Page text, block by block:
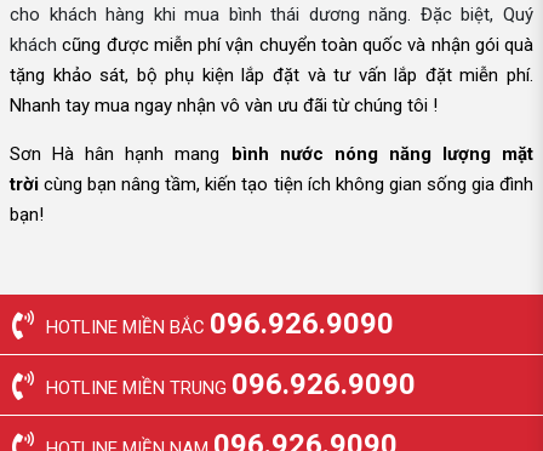
cho khách hàng khi mua bình thái dương năng. Đặc biệt, Quý
kháchcũng được miễn phí vận chuyển toàn quốc và nhận gói quà
tặng khảo sát, bộ phụ kiện lắp đặt và tư vấn lắp đặt miễn phí.
Nhanh tay mua ngay nhận vô vàn ưu đãi từ chúng tôi !
Sơn Hà hân hạnh mang
bình nước nóng năng lượng mặt
trời cùng bạn nâng tầm, kiến tạo tiện ích không gian sống gia đình
bạn!
HOTLINE MIỀN BẮC 096.926.9090
HOTLINE MIỀN TRUNG 096.926.9090